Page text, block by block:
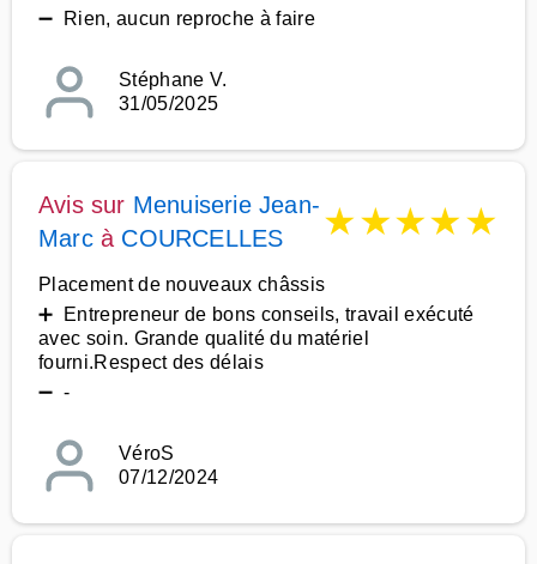
➖ Rien, aucun reproche à faire
Stéphane V.
31/05/2025
Avis sur Menuiserie Jean-
Marcà COURCELLES ★★★★★
Placement de nouveaux châssis
➕ Entrepreneur de bons conseils, travail exécuté
avec soin. Grande qualité du matériel
fourni.Respect des délais
➖ -
VéroS
07/12/2024